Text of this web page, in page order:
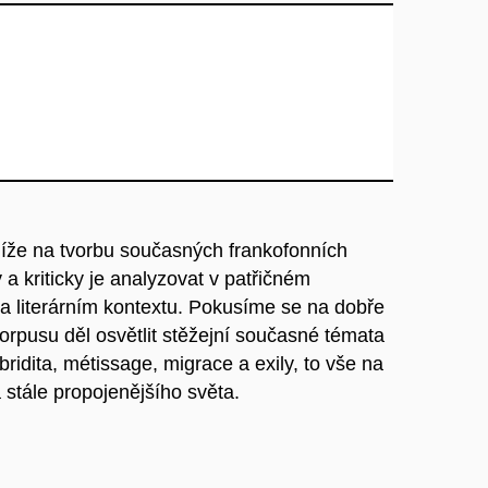
na tvorbu současných frankofonních
kriticky je analyzovat v patřičném
literárním kontextu. Pokusíme se na dobře
děl osvětlit stěžejní současné témata
métissage, migrace a exily, to vše na
propojenějšího světa.